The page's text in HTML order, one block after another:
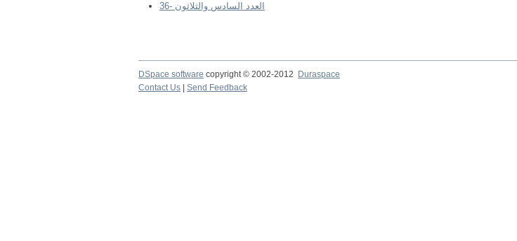
العدد السادس والثلاثون -36
DSpace software copyright © 2002-2012 Duraspace
Contact Us
Send Feedback